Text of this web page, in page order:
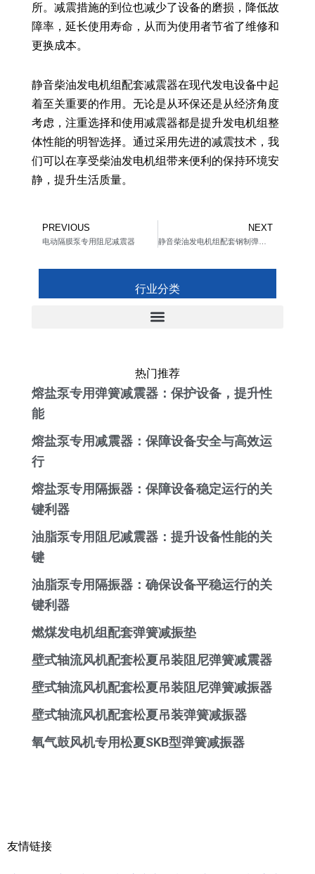
所。减震措施的到位也减少了设备的磨损，降低故
障率，延长使用寿命，从而为使用者节省了维修和
更换成本。
静音柴油发电机组配套减震器在现代发电设备中起
着至关重要的作用。无论是从环保还是从经济角度
考虑，注重选择和使用减震器都是提升发电机组整
体性能的明智选择。通过采用先进的减震技术，我
们可以在享受柴油发电机组带来便利的保持环境安
静，提升生活质量。
Prev
PREVIOUS
电动隔膜泵专用阻尼减震器
NEXT
静音柴油发电机组配套钢制弹簧隔振器
行业分类
热门推荐
熔盐泵专用弹簧减震器：保护设备，提升性
能
熔盐泵专用减震器：保障设备安全与高效运
行
熔盐泵专用隔振器：保障设备稳定运行的关
键利器
油脂泵专用阻尼减震器：提升设备性能的关
键
油脂泵专用隔振器：确保设备平稳运行的关
键利器
燃煤发电机组配套弹簧减振垫
壁式轴流风机配套松夏吊装阻尼弹簧减震器
壁式轴流风机配套松夏吊装阻尼弹簧减振器
壁式轴流风机配套松夏吊装弹簧减振器
氧气鼓风机专用松夏SKB型弹簧减振器
友情链接